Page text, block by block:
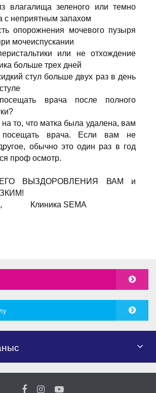
влагалища зеленого или темно
с неприятным запахом
опорожнения мочевого пузыря
мочеиспускании
или не отхождение
больше трех дней
стул больше двух раз в день
врача после полного
то, что матка была удалена, вам
посещать врача. Если вам не
обычно это один раз в год
проф осмотр.
ВЫЗДОРОВЛЕНИЯ ВАМ и
Клиника SEMA